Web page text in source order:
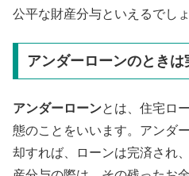
公平な財産分与といえるでしょ
アンダーローンのとき
アンダーローンとは、住宅ロ
態のことをいいます。アンダ
却すれば、ローンは完済され